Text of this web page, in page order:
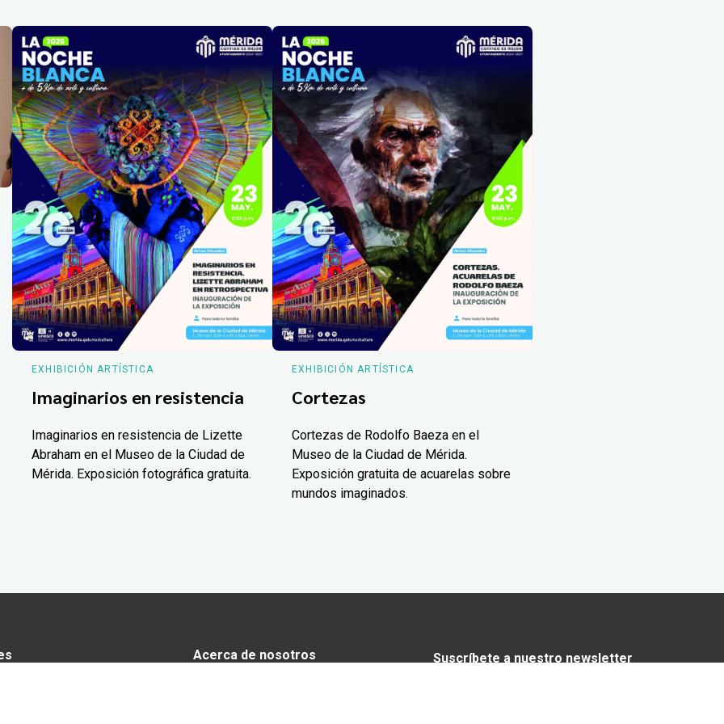
EXHIBICIÓN ARTÍSTICA
Imaginarios en resistencia
Imaginarios en resistencia de Lizette
Abraham en el Museo de la Ciudad de
Mérida. Exposición fotográfica gratuita.
EXHIBICIÓN ARTÍSTICA
Cortezas
Cortezas de Rodolfo Baeza en el
Museo de la Ciudad de Mérida.
Exposición gratuita de acuarelas sobre
mundos imaginados.
Acerca de nosotros
Suscríbete a nuestro newsletter